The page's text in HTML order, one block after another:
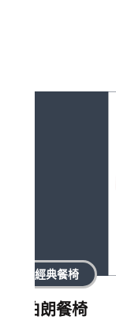
經典餐椅
伯朗餐椅